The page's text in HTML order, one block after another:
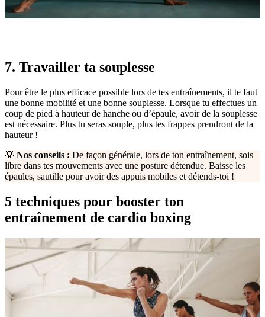
7. Travailler ta souplesse
Pour être le plus efficace possible lors de tes entraînements, il te faut
une bonne mobilité et une bonne souplesse. Lorsque tu effectues un
coup de pied à hauteur de hanche ou d’épaule, avoir de la souplesse
est nécessaire. Plus tu seras souple, plus tes frappes prendront de la
hauteur !
💡 Nos conseils : De façon générale, lors de ton entraînement, sois
libre dans tes mouvements avec une posture détendue. Baisse les
épaules, sautille pour avoir des appuis mobiles et détends-toi !
5 techniques pour booster ton
entraînement de cardio boxing